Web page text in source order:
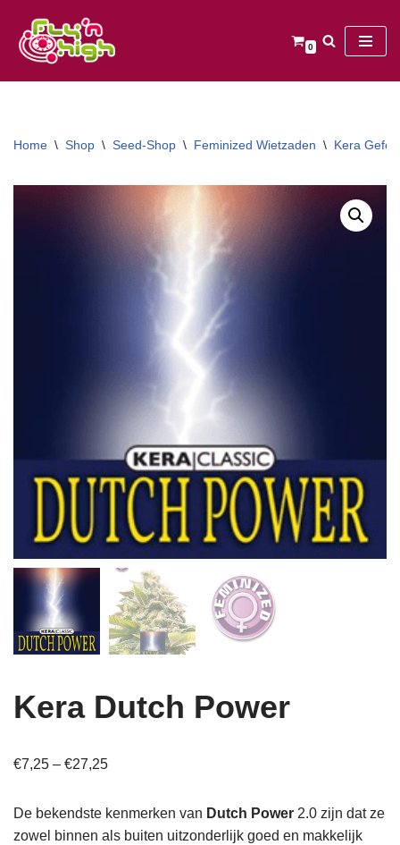
Ga
0
Home \ Shop \ Seed-Shop \ Feminized Wietzaden \ Kera
Kera Dutch Power
€7,25 – €27,25
De bekendste kenmerken van Dutch Power 2.0 zijn dat ze
zowel binnen als buiten uitzonderlijk goed en makkelijk